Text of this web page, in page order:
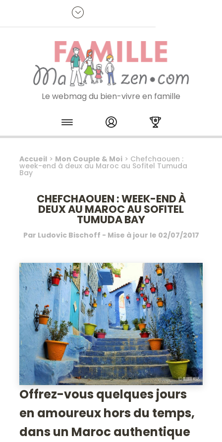
Je m'inscris à la newsletter
Le webmag du bien-vivre en famille
Skip to content
Accueil > Mon Couple & Moi > Chefchaouen :
week-end à deux au Maroc au Sofitel Tumuda
Bay
CHEFCHAOUEN : WEEK-END À
DEUX AU MAROC AU SOFITEL
TUMUDA BAY
Par Ludovic Bischoff - Mise à jour le 02/07/2017
Offrez-vous quelques jours
en amoureux hors du temps,
dans un Maroc authentique
Panneau de gestion des cookies